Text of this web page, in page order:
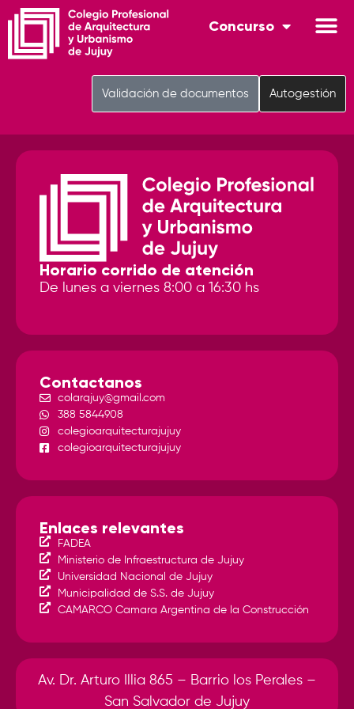
Autogestión
Validación de documentos
Concurso
Horario corrido de atención
De lunes a viernes 8:00 a 16:30 hs
Contactanos
colarqjuy@gmail.com
388 5844908
colegioarquitecturajujuy
colegioarquitecturajujuy
Enlaces relevantes
FADEA
Ministerio de Infraestructura de Jujuy
Universidad Nacional de Jujuy
Municipalidad de S.S. de Jujuy
CAMARCO Camara Argentina de la Construcción
Av. Dr. Arturo Illia 865 – Barrio los Perales –
San Salvador de Jujuy